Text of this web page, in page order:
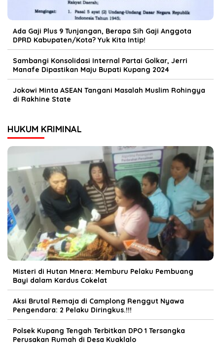
Ada Gaji Plus 9 Tunjangan, Berapa Sih Gaji Anggota
DPRD Kabupaten/Kota? Yuk Kita Intip!
Sambangi Konsolidasi Internal Partai Golkar, Jerri
Manafe Dipastikan Maju Bupati Kupang 2024
Jokowi Minta ASEAN Tangani Masalah Muslim Rohingya
di Rakhine State
HUKUM KRIMINAL
Misteri di Hutan Mnera: Memburu Pelaku Pembuang
Bayi dalam Kardus Cokelat
Aksi Brutal Remaja di Camplong Renggut Nyawa
Pengendara: 2 Pelaku Diringkus.!!!
Polsek Kupang Tengah Terbitkan DPO 1 Tersangka
Perusakan Rumah di Desa Kuaklalo